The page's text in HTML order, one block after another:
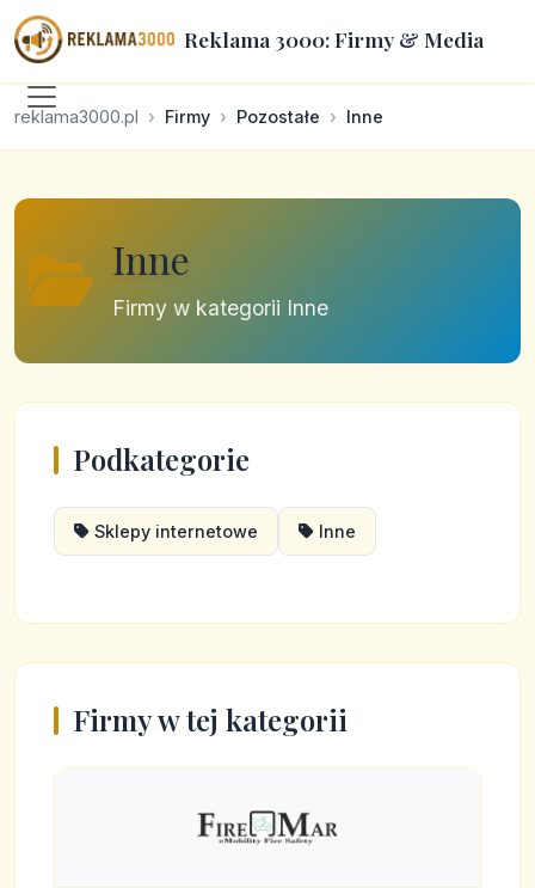
Reklama 3000: Firmy & Media
reklama3000.pl Firmy Pozostałe Inne
Inne
Firmy w kategorii Inne
Podkategorie
Sklepy internetowe Inne
Firmy w tej kategorii